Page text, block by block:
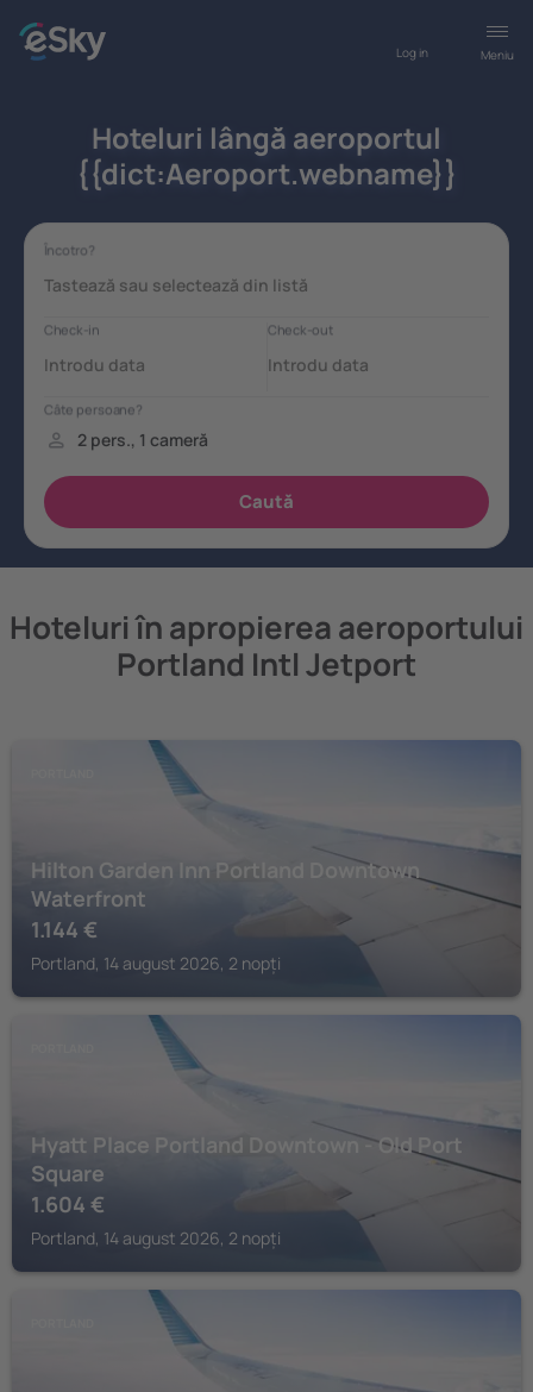
Meniu
Log in
Hoteluri lângă aeroportul
{{dict:Aeroport.webname}}
Hoteluri în apropierea aeroportului
Portland Intl Jetport
Hilton Garden Inn Portland Downtown
Waterfront
1.144 €
Portland, 14 august 2026, 2 nopți
Hyatt Place Portland Downtown - Old Port
Square
1.604 €
Portland, 14 august 2026, 2 nopți